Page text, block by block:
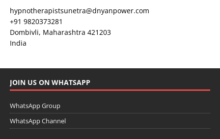
hypnotherapistsunetra@dnyanpower.com
+91 9820373281
Dombivli, Maharashtra 421203
India
JOIN US ON WHATSAPP
WhatsApp Group
WhatsApp Channel